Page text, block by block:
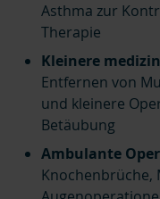
Asthma zur
Therapie
Kleinere
Entfernen von
und kleinere
Betäubung
Ambulante
Knochenbrüche,